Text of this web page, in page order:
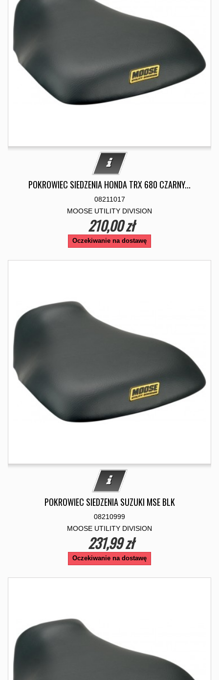
POKROWIEC SIEDZENIA HONDA TRX 680 CZARNY...
08211017
MOOSE UTILITY DIVISION
210,00 zł
Oczekiwanie na dostawę
POKROWIEC SIEDZENIA SUZUKI MSE BLK
08210999
MOOSE UTILITY DIVISION
231,99 zł
Oczekiwanie na dostawę